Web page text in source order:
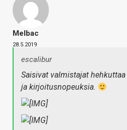
Melbac
28.5.2019
escalibur
Saisivat valmistajat
ja kirjoitusnopeuksia.